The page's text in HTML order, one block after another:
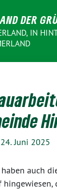
DER
IN
24. Juni 2025
auch
hingewiesen,